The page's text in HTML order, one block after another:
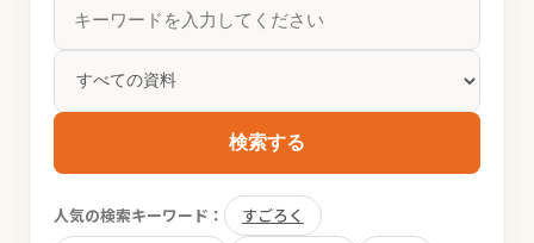
検索する
人気の検索キーワード：
すごろく